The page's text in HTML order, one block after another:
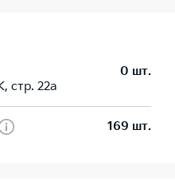
стр. 22а
0 шт.
169 шт.